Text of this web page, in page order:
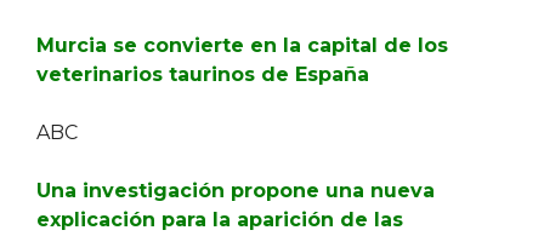
Murcia se convierte en la capital de los
veterinarios taurinos de España
ABC
Una investigación propone una nueva
explicación para la aparición de las